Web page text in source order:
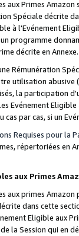
aux Primes
Spéciale décrite
à l'Evénement
programme
décrite en Annexe.
Rémunération
utilisation abusive
la participation
Evénement Eligible
cas par cas, si un
Requises pour la
répertoriées en
aux Primes
aux primes
dans cette
Eligible aux
la Session qui en